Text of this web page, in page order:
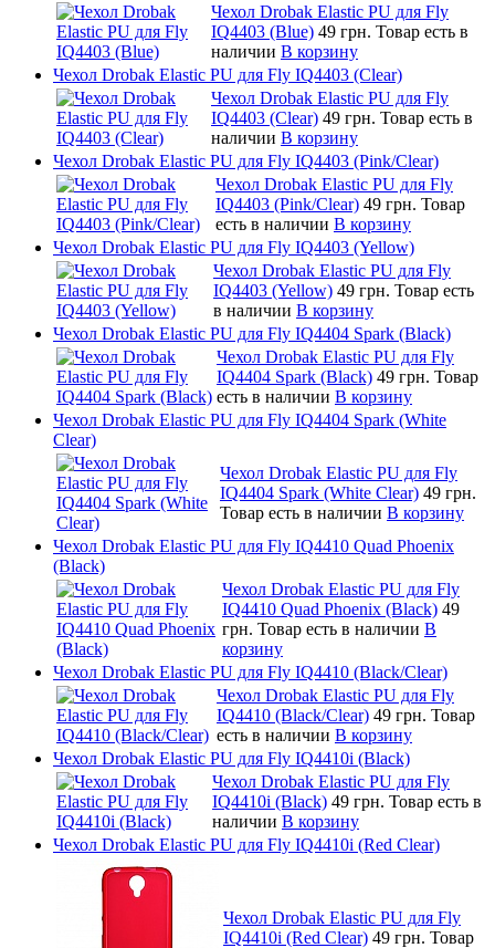
Чехол Drobak Elastic PU для Fly
IQ4403 (Blue) 49 грн. Товар есть в
наличии В корзину
Чехол Drobak Elastic PU для Fly IQ4403 (Clear)
Чехол Drobak Elastic PU для Fly
IQ4403 (Clear) 49 грн. Товар есть в
наличии В корзину
Чехол Drobak Elastic PU для Fly IQ4403 (Pink/Clear)
Чехол Drobak Elastic PU для Fly
IQ4403 (Pink/Clear) 49 грн. Товар
есть в наличии В корзину
Чехол Drobak Elastic PU для Fly IQ4403 (Yellow)
Чехол Drobak Elastic PU для Fly
IQ4403 (Yellow) 49 грн. Товар есть
в наличии В корзину
Чехол Drobak Elastic PU для Fly IQ4404 Spark (Black)
Чехол Drobak Elastic PU для Fly
IQ4404 Spark (Black) 49 грн. Товар
есть в наличии В корзину
Чехол Drobak Elastic PU для Fly IQ4404 Spark (White
Clear)
Чехол Drobak Elastic PU для Fly
IQ4404 Spark (White Clear) 49 грн.
Товар есть в наличии В корзину
Чехол Drobak Elastic PU для Fly IQ4410 Quad Phoenix
(Black)
Чехол Drobak Elastic PU для Fly
IQ4410 Quad Phoenix (Black) 49
грн. Товар есть в наличии В
корзину
Чехол Drobak Elastic PU для Fly IQ4410 (Black/Clear)
Чехол Drobak Elastic PU для Fly
IQ4410 (Black/Clear) 49 грн. Товар
есть в наличии В корзину
Чехол Drobak Elastic PU для Fly IQ4410i (Black)
Чехол Drobak Elastic PU для Fly
IQ4410i (Black) 49 грн. Товар есть в
наличии В корзину
Чехол Drobak Elastic PU для Fly IQ4410i (Red Clear)
Чехол Drobak Elastic PU для Fly
IQ4410i (Red Clear) 49 грн. Товар